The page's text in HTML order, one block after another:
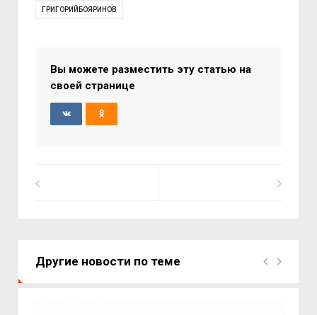
ГРИГОРИЙБОЯРИНОВ
Вы можете разместить эту статью на
своей странице
Другие новости по теме